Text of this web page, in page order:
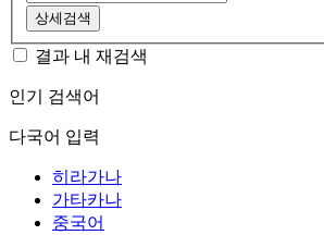
상세검색
결과 내 재검색
인기 검색어
다국어 입력
히라가나
가타카나
중국어